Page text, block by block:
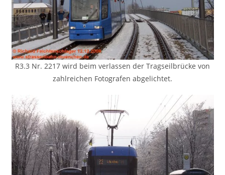
R3.3 Nr. 2217 wird beim verlassen der Tragseilbrücke von
zahlreichen Fotografen abgelichtet.